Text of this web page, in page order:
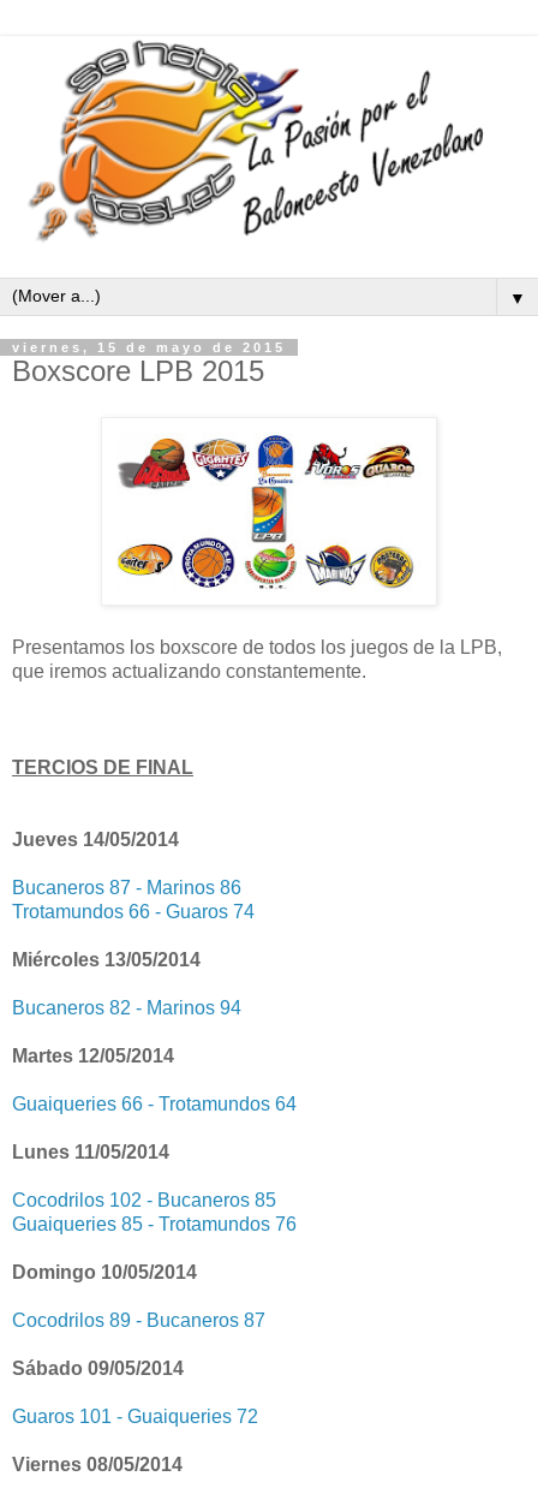
▼
viernes, 15 de mayo de 2015
Boxscore LPB 2015
Presentamos los boxscore de todos los juegos de la LPB,
que iremos actualizando constantemente.
TERCIOS DE FINAL
Jueves 14/05/2014
Bucaneros 87 - Marinos 86
Trotamundos 66 - Guaros 74
Miércoles 13/05/2014
Bucaneros 82 - Marinos 94
Martes 12/05/2014
Guaiqueries 66 - Trotamundos 64
Lunes 11/05/2014
Cocodrilos 102 - Bucaneros 85
Guaiqueries 85 - Trotamundos 76
Domingo 10/05/2014
Cocodrilos 89 - Bucaneros 87
Sábado 09/05/2014
Guaros 101 - Guaiqueries 72
Viernes 08/05/2014